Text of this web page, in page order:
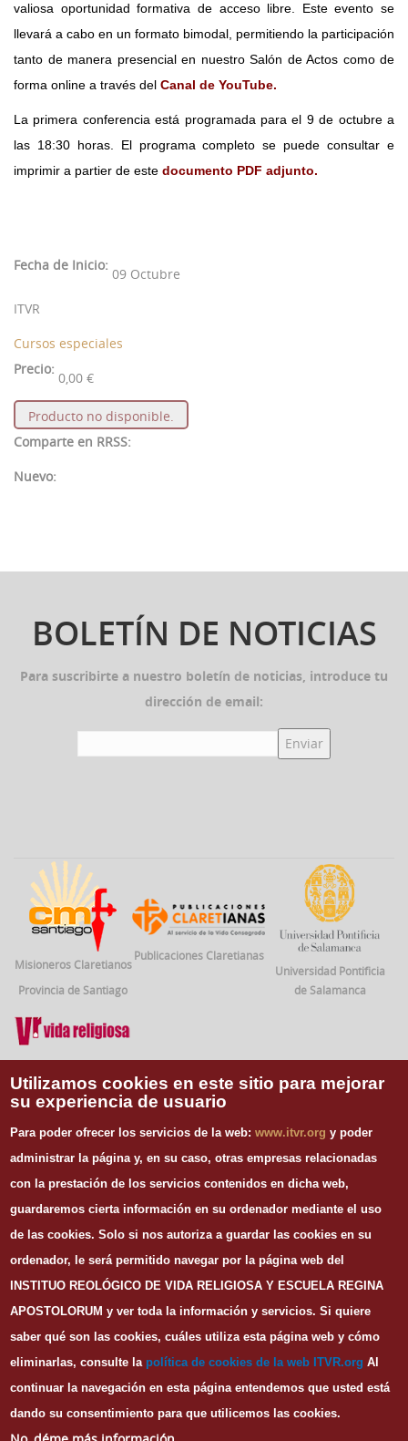
valiosa oportunidad formativa de acceso libre. Este evento se
llevará a cabo en un formato bimodal, permitiendo la participación
tanto de manera presencial en nuestro Salón de Actos como de
forma online a través del Canal de YouTube.
La primera conferencia está programada para el 9 de octubre a
las 18:30 horas. El programa completo se puede consultar e
imprimir a partier de este documento PDF adjunto.
Fecha de Inicio:
09 Octubre
ITVR
Cursos especiales
Precio:
0,00 €
Producto no disponible.
Comparte en RRSS:
Nuevo:
BOLETÍN DE NOTICIAS
Para suscribirte a nuestro boletín de noticias, introduce tu
dirección de email:
Misioneros Claretianos
Provincia de Santiago
Publicaciones Claretianas
Universidad Pontificia
de Salamanca
Vida Religiosa
Instituto Teológico de Vida Religiosa
Escuela Regina Apostolorum
28008 Madrid
Tel. 91 540 12 73
Whatsapp: 626 278 077
email.secretaria@itvr.org
Lunes a Viernes: 10h-14h y 16:30h-20:30h
© CopyrightITVR2016
Utilizamos cookies en este sitio para mejorar
su experiencia de usuario
Para poder ofrecer los servicios de la web:www.itvr.org y poder
administrar la página y, en su caso, otras empresas relacionadas
con la prestación de los servicios contenidos en dicha web,
guardaremos cierta información en su ordenador mediante el uso
de las cookies. Solo si nos autoriza a guardar las cookies en su
ordenador, le será permitido navegar por la página web del
INSTITUO REOLÓGICO DE VIDA RELIGIOSA Y ESCUELA REGINA
APOSTOLORUM y ver toda la información y servicios. Si quiere
saber qué son las cookies, cuáles utiliza esta página web y cómo
eliminarlas, consulte la política de cookies de la web ITVR.org Al
continuar la navegación en esta página entendemos que usted está
dando su consentimiento para que utilicemos las cookies.